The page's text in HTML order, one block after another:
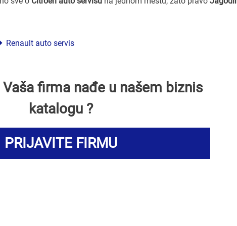
Renault auto servis
firma nađe u našem biznis
katalogu ?
PRIJAVITE FIRMU